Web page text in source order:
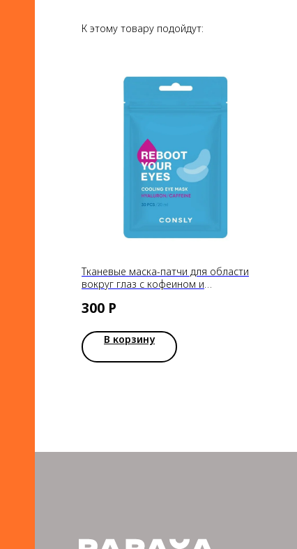
К этому товару подойдут:
Тканевые маска-патчи для области
вокруг глаз с кофеином и
300 Р
В корзину